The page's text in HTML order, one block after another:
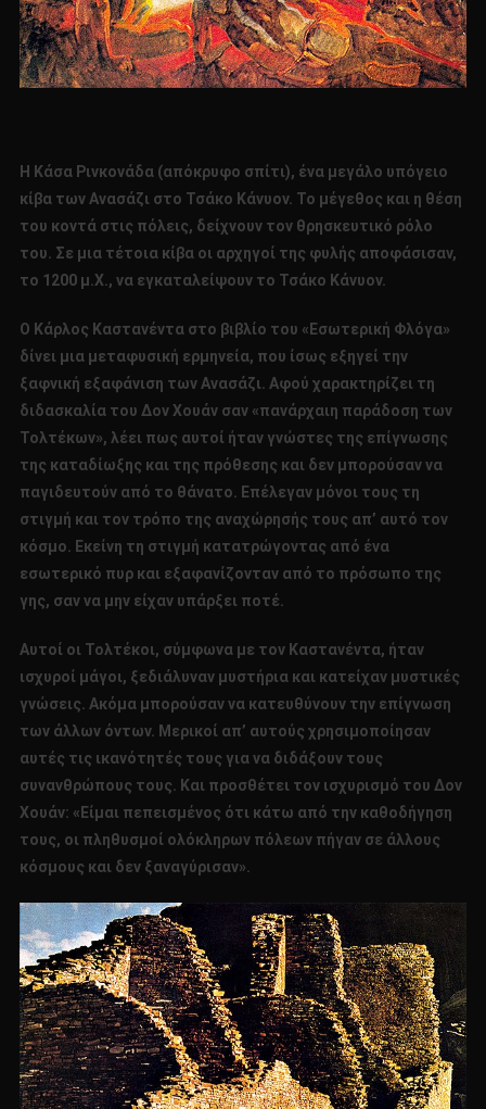
Η Κάσα Ρινκονάδα (απόκρυφο σπίτι), ένα μεγάλο υπόγειο
κίβα των Ανασάζι στο Τσάκο Κάνυον. Το μέγεθος και η θέση
του κοντά στις πόλεις, δείχνουν τον θρησκευτικό ρόλο
του. Σε μια τέτοια κίβα οι αρχηγοί της φυλής αποφάσισαν,
το 1200 μ.Χ., να εγκαταλείψουν το Τσάκο Κάνυον.
Ο Κάρλος Καστανέντα στο βιβλίο του «Εσωτερική Φλόγα»
δίνει μια μεταφυσική ερμηνεία, που ίσως εξηγεί την
ξαφνική εξαφάνιση των Ανασάζι. Αφού χαρακτηρίζει τη
διδασκαλία του Δον Χουάν σαν «πανάρχαιη παράδοση των
Τολτέκων», λέει πως αυτοί ήταν γνώστες της επίγνωσης
της καταδίωξης και της πρόθεσης και δεν μπορούσαν να
παγιδευτούν από το θάνατο. Επέλεγαν μόνοι τους τη
στιγμή και τον τρόπο της αναχώρησής τους απ’ αυτό τον
κόσμο. Εκείνη τη στιγμή κατατρώγοντας από ένα
εσωτερικό πυρ και εξαφανίζονταν από το πρόσωπο της
γης, σαν να μην είχαν υπάρξει ποτέ.
Αυτοί οι Τολτέκοι, σύμφωνα με τον Καστανέντα, ήταν
ισχυροί μάγοι, ξεδιάλυναν μυστήρια και κατείχαν μυστικές
γνώσεις. Ακόμα μπορούσαν να κατευθύνουν την επίγνωση
των άλλων όντων. Μερικοί απ’ αυτούς χρησιμοποίησαν
αυτές τις ικανότητές τους για να διδάξουν τους
συνανθρώπους τους. Και προσθέτει τον ισχυρισμό του Δον
Χουάν: «Είμαι πεπεισμένος ότι κάτω από την καθοδήγηση
τους, οι πληθυσμοί ολόκληρων πόλεων πήγαν σε άλλους
κόσμους και δεν ξαναγύρισαν».